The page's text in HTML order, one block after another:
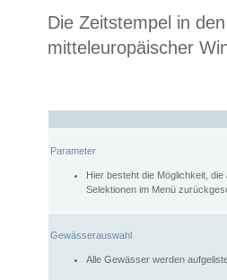
Die Zeitstempel in
mitteleuropäischer
Parameter
Hier besteht die Möglichkeit,
Selektionen im Menü
Gewässerauswahl
Alle Gewässer werden